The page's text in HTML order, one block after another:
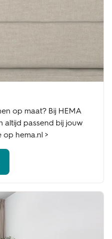
op maat? Bij HEMA
altijd passend bij jouw
hema.nl >